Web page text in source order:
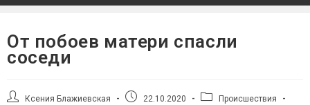
От побоев матери спасли
соседи
АвторКсения Блажиевская
Запись22.10.2020
РубрикаПроисшествия